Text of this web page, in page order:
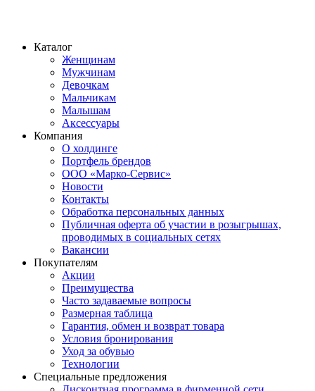
Каталог
Женщинам
Мужчинам
Девочкам
Мальчикам
Малышам
Аксессуары
Компания
О холдинге
Портфель брендов
ООО «Марко-Сервис»
Новости
Контакты
Обработка персональных данных
Публичная оферта об участии в розыгрышах,
проводимых в социальных сетях
Вакансии
Покупателям
Акции
Преимущества
Часто задаваемые вопросы
Размерная таблица
Гарантия, обмен и возврат товара
Условия бронирования
Уход за обувью
Технологии
Специальные предложения